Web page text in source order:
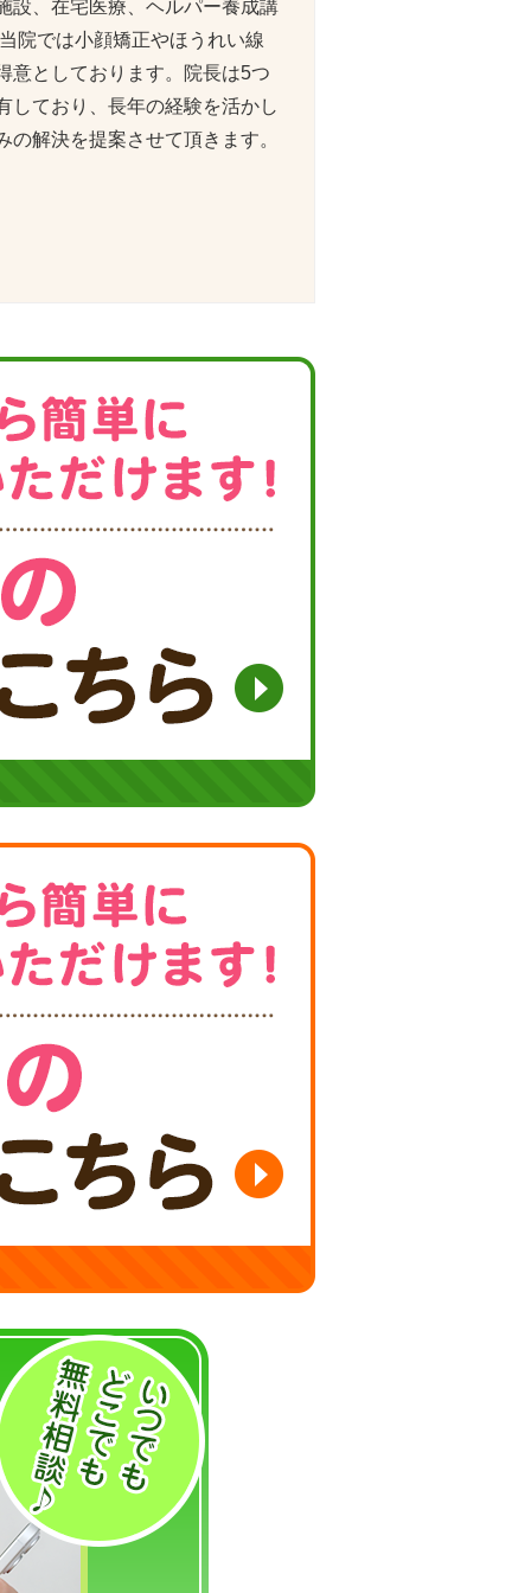
設、在宅医療、ヘルパー養成講
院では小顔矯正やほうれい線
意としております。院長は5つ
しており、長年の経験を活かし
解決を提案させて頂きます。